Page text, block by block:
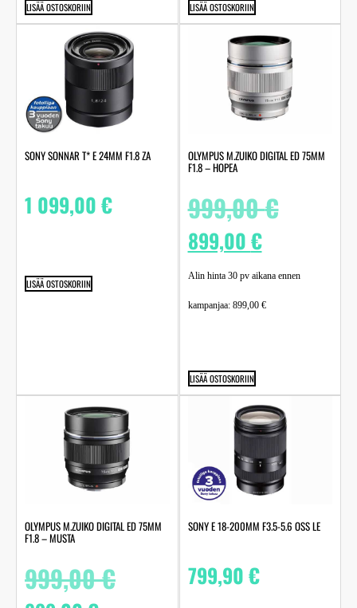
LISÄÄ OSTOSKORIIN LISÄÄ OSTOSKORIIN
SONY SONNAR T* E 24MM F1.8 ZA
1 099,00€
LISÄÄ OSTOSKORIIN
OLYMPUS M.ZUIKO DIGITAL ED 75MM
F1.8 – HOPEA
999,00€
899,00€
Alin hinta 30 pv aikana ennen
kampanjaa: 899,00 €
LISÄÄ OSTOSKORIIN
OLYMPUS M.ZUIKO DIGITAL ED 75MM
F1.8 – MUSTA
999,00€
SONY E 18-200MM F3.5-5.6 OSS LE
799,90€